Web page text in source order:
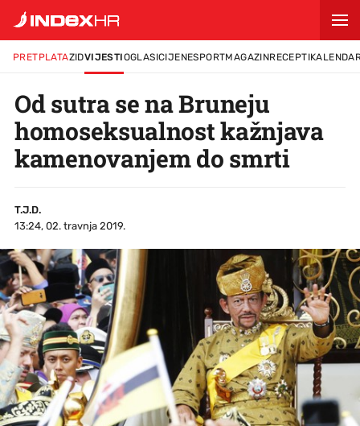
PRETPLATAZIDVIJESTIOGLASICIJENESPORTMAGAZINRECEPTI
Od sutra se na Bruneju
homoseksualnost kažnjava
kamenovanjem do smrti
T.J.D.
13:24, 02. travnja 2019.